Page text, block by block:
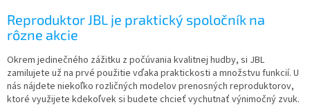
Reproduktor JBL je praktický spoločník na
rôzne akcie
Okrem jedinečného zážitku z počúvania kvalitnej hudby, si JBL
zamilujete už na prvé použitie vďaka praktickosti a množstvu funkcií. U
nás nájdete niekoľko rozličných modelov prenosných reproduktorov,
ktoré využijete kdekoľvek si budete chcieť vychutnať výnimočný zvuk.